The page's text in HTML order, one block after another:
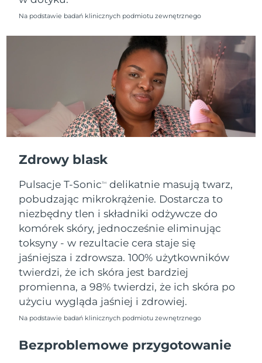
Na podstawie badań klinicznych podmiotu zewnętrznego
Zdrowy blask
Pulsacje T-SonicTM
delikatnie masują twarz,
pobudzając mikrokrążenie. Dostarcza to
niezbędny tlen i składniki odżywcze do
komórek skóry, jednocześnie eliminując
toksyny - w rezultacie cera staje się
jaśniejsza i zdrowsza. 100% użytkowników
twierdzi, że ich skóra jest bardziej
promienna, a 98% twierdzi, że ich skóra po
użyciu wygląda jaśniej i zdrowiej.
Na podstawie badań klinicznych podmiotu zewnętrznego
Bezproblemowe przygotowanie
8/9/26
Oczekiwany czas dostawy
Szwajcaria
Oczekiwany czas dostawy
Tajwan
Oczekiwany czas dostawy
Turcja
Oczekiwany czas dostawy
8/10/26
Zjednoczone Emiraty
Arabskie
Oczekiwany czas dostawy
Wielka Brytania
Oczekiwany czas dostawy
8/9/26
Stany Zjednoczone
Uzbekistan
Oczekiwany czas dostawy